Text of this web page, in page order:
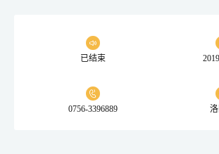
已结束
0756-3396889